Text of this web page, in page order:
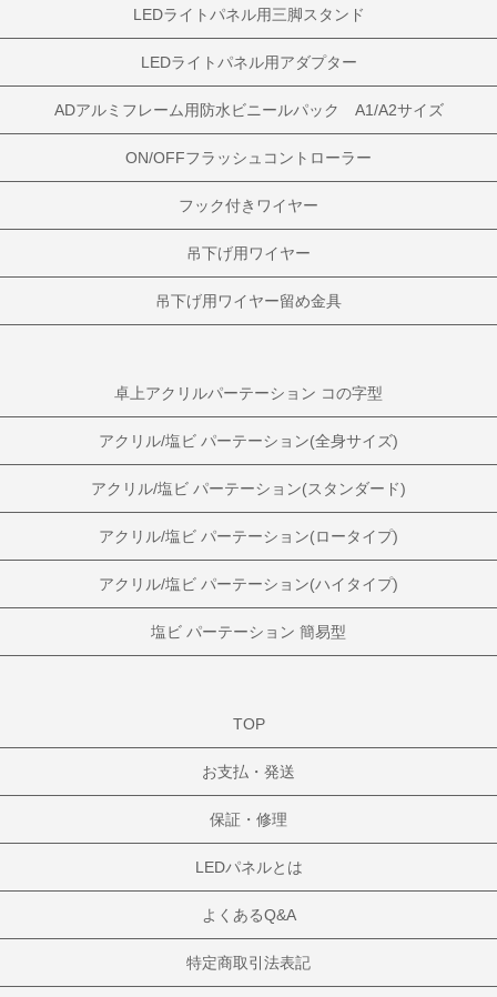
LEDライトパネル用三脚スタンド
LEDライトパネル用アダプター
ADアルミフレーム用防水ビニールパック A1/A2サイズ
ON/OFFフラッシュコントローラー
フック付きワイヤー
吊下げ用ワイヤー
吊下げ用ワイヤー留め金具
卓上アクリルパーテーション コの字型
アクリル/塩ビ パーテーション(全身サイズ)
アクリル/塩ビ パーテーション(スタンダード)
アクリル/塩ビ パーテーション(ロータイプ)
アクリル/塩ビ パーテーション(ハイタイプ)
塩ビ パーテーション 簡易型
TOP
お支払・発送
保証・修理
LEDパネルとは
よくあるQ&A
特定商取引法表記